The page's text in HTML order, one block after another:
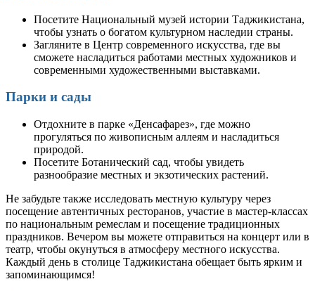
Посетите Национальный музей истории Таджикистана,
чтобы узнать о богатом культурном наследии страны.
Загляните в Центр современного искусства, где вы
сможете насладиться работами местных художников и
современными художественными выставками.
Парки и сады
Отдохните в парке «Денсафарез», где можно
прогуляться по живописным аллеям и насладиться
природой.
Посетите Ботанический сад, чтобы увидеть
разнообразие местных и экзотических растений.
Не забудьте также исследовать местную культуру через
посещение автентичных ресторанов, участие в мастер-классах
по национальным ремеслам и посещение традиционных
праздников. Вечером вы можете отправиться на концерт или в
театр, чтобы окунуться в атмосферу местного искусства.
Каждый день в столице Таджикистана обещает быть ярким и
запоминающимся!